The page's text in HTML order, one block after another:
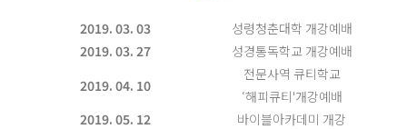
2019. 03. 03
성령청춘대학 개강예배
2019. 03. 27
성경통독학교 개강예배
2019. 04. 10
전문사역 큐티학교
‘해피큐티'개강예배
2019. 05. 12
바이블아카데미 개강